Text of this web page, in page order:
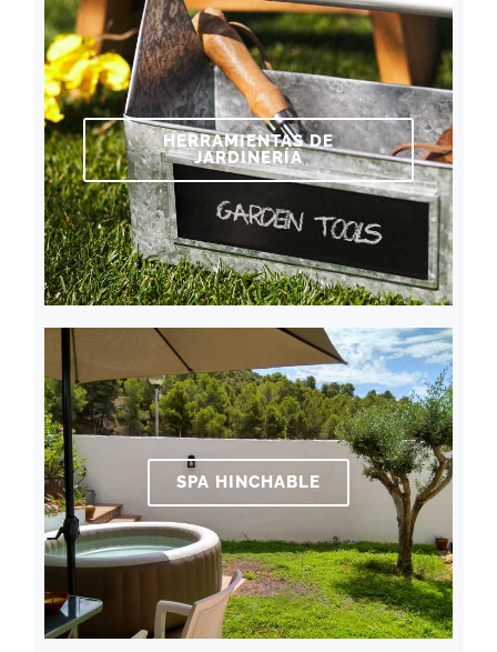
HERRAMIENTAS DE
JARDINERÍA
SPA HINCHABLE